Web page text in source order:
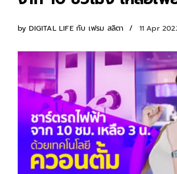
by DIGITAL LIFE กับ เฟรม สลิตา 11 Apr